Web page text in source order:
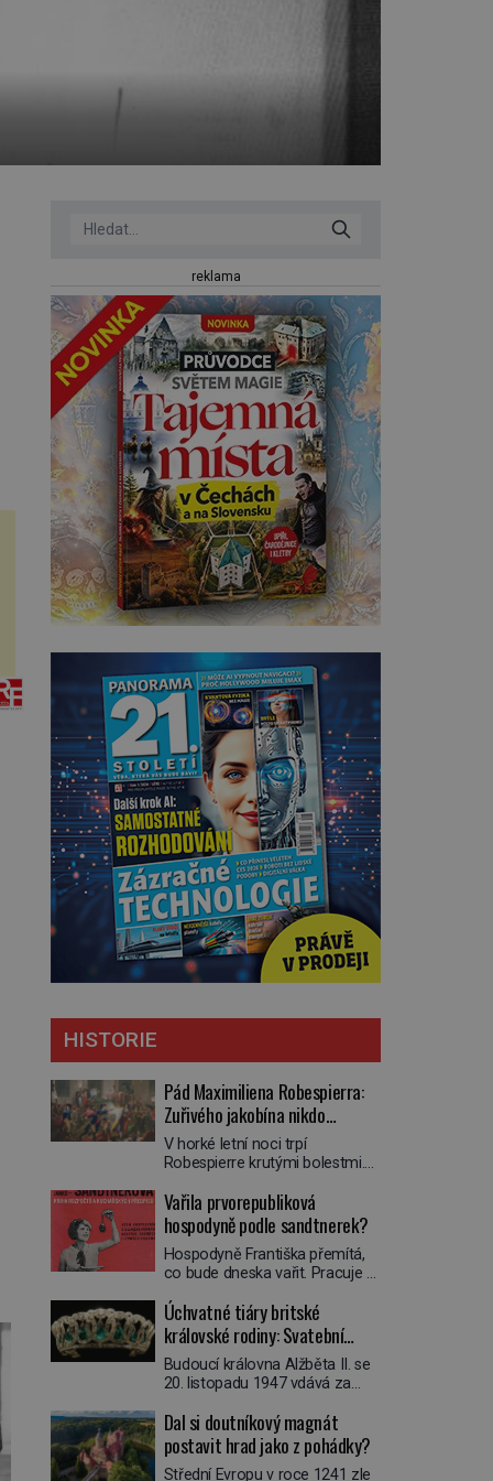
reklama
HISTORIE
Pád Maximiliena Robespierra:
Zuřivého jakobína nikdo
nelitoval?
V horké letní noci trpí
Robespierre krutými bolestmi.
víří kolotoč myšlenek. Když se
probere z mdlob, vzpomene si
na jednu z pařížských
jasnovidek, kterou před lety
navštívil. Prorokovala mu
vysmál. „Robespierre to
dotáhne hodně daleko,“
prohlásil o něm jiný významný
francouzský revolucionář,
Honoré de Mirabeau […]
Vařila prvorepubliková
hospodyně podle sandtnerek?
Hospodyně Františka přemítá,
co bude dneska vařit. Pracuje v
mlsný jazýček. Zalistuje proto
rychle v jedné ze „sandtnerek“.
„Zaplaťpánbůh, že už
nemusíme chodit s lístky,“
povzdechne si směrem ke
ruce. Ještě v prvních letech
nové republiky fungoval kvůli
nedostatku zboží přídělový
Úchvatné tiáry britské
královské rodiny: Svatební
klenot Alžbětě II. praskl
Budoucí královna Alžběta II. se
20. listopadu 1947 vdává za
Mountbattena. Aby měla na
obřad ve Westminsteru podle
tradice „něco vypůjčeného“, její
Dal si doutníkový magnát
postavit hrad jako z pohádky?
Střední Evropu v roce 1241 zle